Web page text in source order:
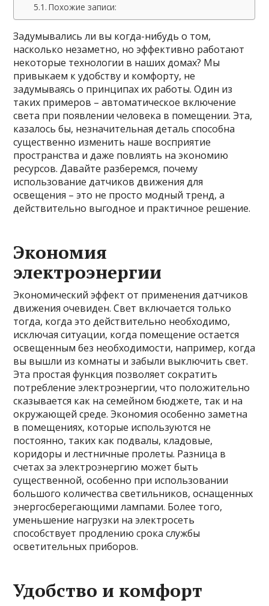
Похожие записи:
Задумывались ли вы когда-нибудь о том,
насколько незаметно, но эффективно работают
некоторые технологии в наших домах? Мы
привыкаем к удобству и комфорту, не
задумываясь о принципах их работы. Один из
таких примеров – автоматическое включение
света при появлении человека в помещении. Эта,
казалось бы, незначительная деталь способна
существенно изменить наше восприятие
пространства и даже повлиять на экономию
ресурсов. Давайте разберемся, почему
использование датчиков движения для
освещения – это не просто модный тренд, а
действительно выгодное и практичное решение.
Экономия
электроэнергии
Экономический эффект от применения датчиков
движения очевиден. Свет включается только
тогда, когда это действительно необходимо,
исключая ситуации, когда помещение остается
освещенным без необходимости, например, когда
вы вышли из комнаты и забыли выключить свет.
Эта простая функция позволяет сократить
потребление электроэнергии, что положительно
сказывается как на семейном бюджете, так и на
окружающей среде. Экономия особенно заметна
в помещениях, которые используются не
постоянно, таких как подвалы, кладовые,
коридоры и лестничные пролеты. Разница в
счетах за электроэнергию может быть
существенной, особенно при использовании
большого количества светильников, оснащенных
энергосберегающими лампами. Более того,
уменьшение нагрузки на электросеть
способствует продлению срока службы
осветительных приборов.
Удобство и комфорт